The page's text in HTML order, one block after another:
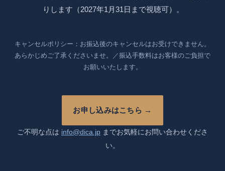
りします（2027年1月31日まで視聴可）。
キャンセルポリシー：お振込後のキャンセルはお受けできません。
あらかじめご了承くださいませ。／振込手数料はお客様のご負担で
お願いいたします。
お申し込みはこちら →
ご不明な点は info@dica.jp までお気軽にお問い合わせくださ
い。